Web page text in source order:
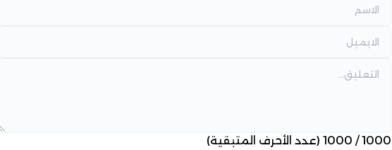
1000
/
1000 (عدد الأحرف المتبقية)